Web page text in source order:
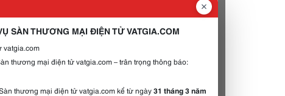
SÀN THƯƠNG MẠI ĐIỆN TỬ VATGIA.COM
vatgia.com
thương mại điện tử vatgia.com – trân trọng thông báo:
thương mại điện tử vatgia.com kể từ ngày31 tháng 3 năm